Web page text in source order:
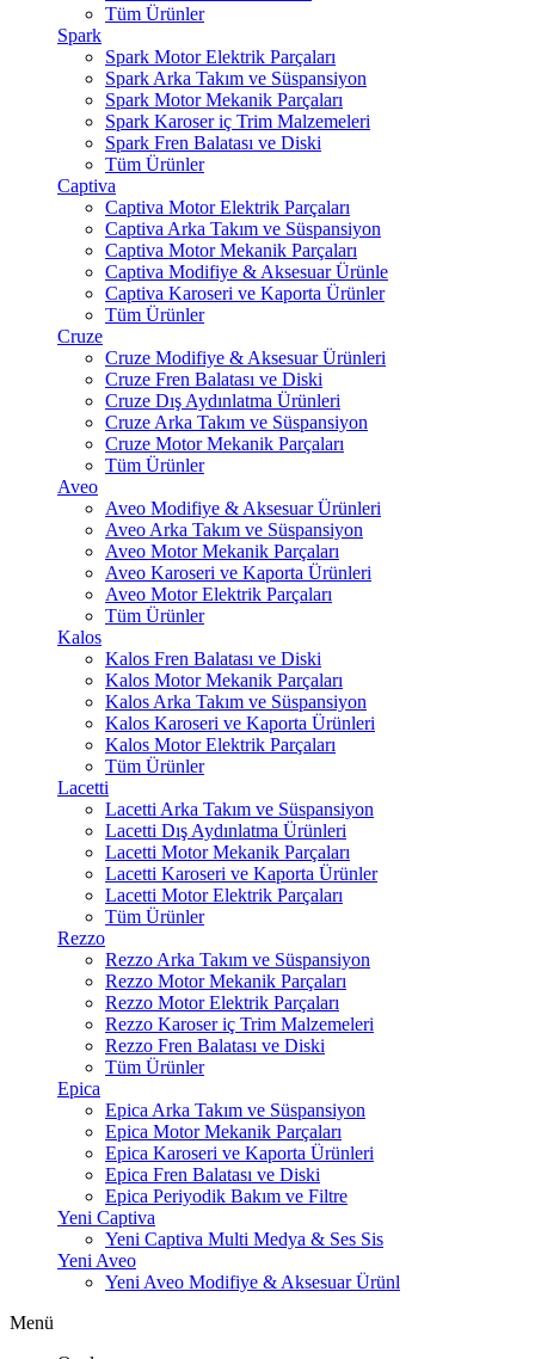
Tüm Ürünler
Spark
Spark Motor Elektrik Parçaları
Spark Arka Takım ve Süspansiyon
Spark Motor Mekanik Parçaları
Spark Karoser iç Trim Malzemeleri
Spark Fren Balatası ve Diski
Tüm Ürünler
Captiva
Captiva Motor Elektrik Parçaları
Captiva Arka Takım ve Süspansiyon
Captiva Motor Mekanik Parçaları
Captiva Modifiye & Aksesuar Ürünle
Captiva Karoseri ve Kaporta Ürünler
Tüm Ürünler
Cruze
Cruze Modifiye & Aksesuar Ürünleri
Cruze Fren Balatası ve Diski
Cruze Dış Aydınlatma Ürünleri
Cruze Arka Takım ve Süspansiyon
Cruze Motor Mekanik Parçaları
Tüm Ürünler
Aveo
Aveo Modifiye & Aksesuar Ürünleri
Aveo Arka Takım ve Süspansiyon
Aveo Motor Mekanik Parçaları
Aveo Karoseri ve Kaporta Ürünleri
Aveo Motor Elektrik Parçaları
Tüm Ürünler
Kalos
Kalos Fren Balatası ve Diski
Kalos Motor Mekanik Parçaları
Kalos Arka Takım ve Süspansiyon
Kalos Karoseri ve Kaporta Ürünleri
Kalos Motor Elektrik Parçaları
Tüm Ürünler
Lacetti
Lacetti Arka Takım ve Süspansiyon
Lacetti Dış Aydınlatma Ürünleri
Lacetti Motor Mekanik Parçaları
Lacetti Karoseri ve Kaporta Ürünler
Lacetti Motor Elektrik Parçaları
Tüm Ürünler
Rezzo
Rezzo Arka Takım ve Süspansiyon
Rezzo Motor Mekanik Parçaları
Rezzo Motor Elektrik Parçaları
Rezzo Karoser iç Trim Malzemeleri
Rezzo Fren Balatası ve Diski
Tüm Ürünler
Epica
Epica Arka Takım ve Süspansiyon
Epica Motor Mekanik Parçaları
Epica Karoseri ve Kaporta Ürünleri
Epica Fren Balatası ve Diski
Epica Periyodik Bakım ve Filtre
Yeni Captiva
Yeni Captiva Multi Medya & Ses Sis
Yeni Aveo
Yeni Aveo Modifiye & Aksesuar Ürünl
Menü